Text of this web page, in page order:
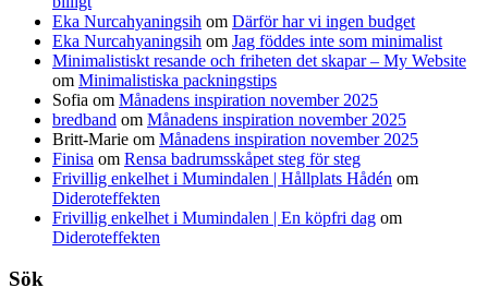
Eka Nurcahyaningsih om Därför har vi ingen budget
Eka Nurcahyaningsih om Jag föddes inte som minimalist
Minimalistiskt resande och friheten det skapar – My Website
om Minimalistiska packningstips
Sofia om Månadens inspiration november 2025
bredband om Månadens inspiration november 2025
Britt-Marie om Månadens inspiration november 2025
Finisa om Rensa badrumsskåpet steg för steg
Frivillig enkelhet i Mumindalen | Hållplats Hådén om
Dideroteffekten
Frivillig enkelhet i Mumindalen | En köpfri dag om
Dideroteffekten
Sök